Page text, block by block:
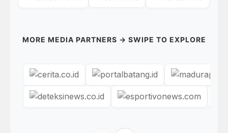
MORE MEDIA PARTNERS → SWIPE TO EXPLORE